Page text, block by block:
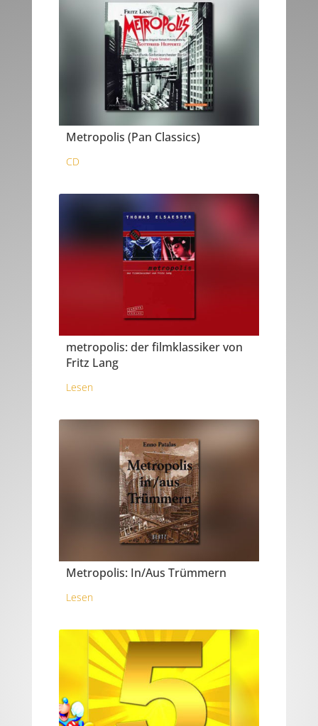
Metropolis (Pan Classics)
CD
metropolis: der filmklassiker von
Fritz Lang
Lesen
Metropolis: In/Aus Trümmern
Lesen